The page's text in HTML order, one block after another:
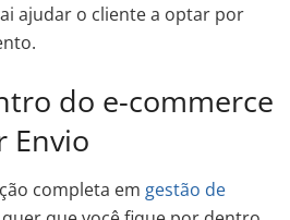
ajudar o cliente a optar por
do e-commerce
Envio
completa em gestão de